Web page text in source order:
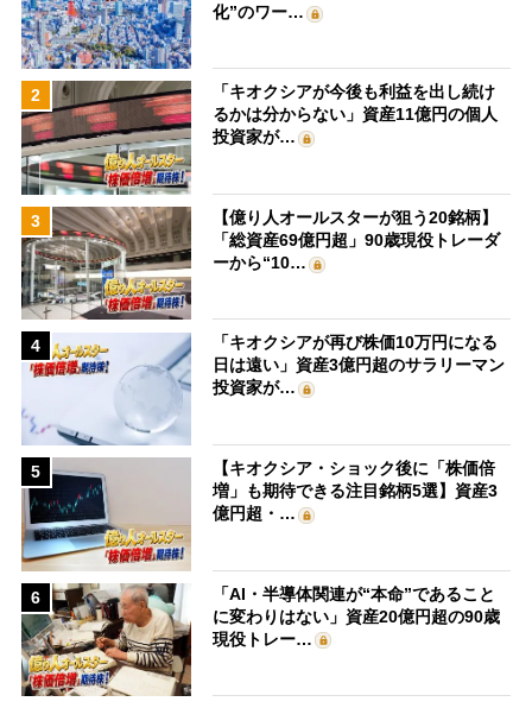
化”のワー…
2
「キオクシアが今後も利益を出し続け
るかは分からない」資産11億円の個人
投資家が…
3
【億り人オールスターが狙う20銘柄】
「総資産69億円超」90歳現役トレーダ
ーから“10…
4
「キオクシアが再び株価10万円になる
日は遠い」資産3億円超のサラリーマン
投資家が…
5
【キオクシア・ショック後に「株価倍
増」も期待できる注目銘柄5選】資産3
億円超・…
6
「AI・半導体関連が“本命”であること
に変わりはない」資産20億円超の90歳
現役トレー…